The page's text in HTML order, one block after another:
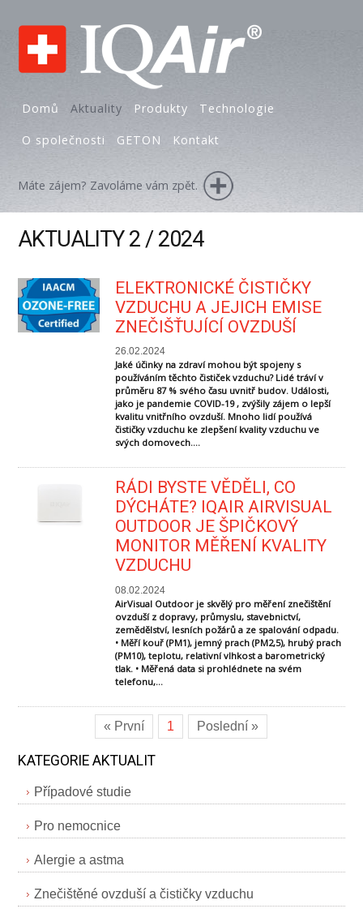
Domů Aktuality Produkty Technologie
O společnosti GETON Kontakt
Máte zájem? Zavoláme vám zpět.
AKTUALITY 2 / 2024
ELEKTRONICKÉ ČISTIČKY
VZDUCHU A JEJICH EMISE
ZNEČIŠŤUJÍCÍ OVZDUŠÍ
26.02.2024
Jaké účinky na zdraví mohou být spojeny s
používáním těchto čističek vzduchu? Lidé tráví v
průměru 87 % svého času uvnitř budov. Události,
jako je pandemie COVID-19 , zvýšily zájem o lepší
kvalitu vnitřního ovzduší. Mnoho lidí používá
čističky vzduchu ke zlepšení kvality vzduchu ve
svých domovech....
RÁDI BYSTE VĚDĚLI, CO
DÝCHÁTE? IQAIR AIRVISUAL
OUTDOOR JE ŠPIČKOVÝ
MONITOR MĚŘENÍ KVALITY
VZDUCHU
08.02.2024
AirVisual Outdoor je skvělý pro měření znečištění
ovzduší z dopravy, průmyslu, stavebnictví,
zemědělství, lesních požárů a ze spalování odpadu.
• Měří kouř (PM1), jemný prach (PM2,5), hrubý prach
(PM10), teplotu, relativní vlhkost a barometrický
tlak. • Měřená data si prohlédnete na svém
telefonu,...
« První 1 Poslední »
KATEGORIE AKTUALIT
Případové studie
Pro nemocnice
Alergie a astma
Znečištěné ovzduší a čističky vzduchu